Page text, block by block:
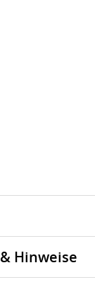
Hinweise